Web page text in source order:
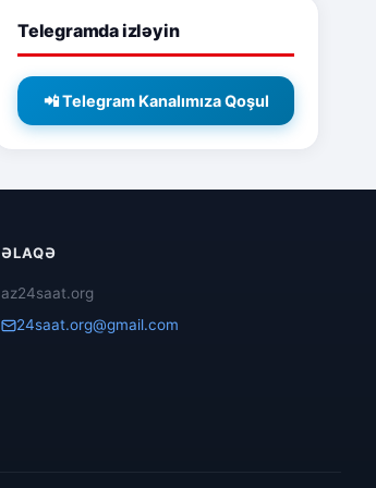
Telegramda izləyin
📲 Telegram Kanalımıza Qoşul
ƏLAQƏ
az24saat.org
24saat.org@gmail.com